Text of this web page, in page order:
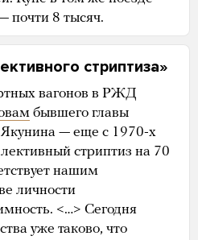
почти 8 тысяч.
стриптиза»
вагонов в РЖД
бывшего главы
— еще с 1970-х
стриптиз на 70
нашим
личности
<…> Сегодня
уже таково, что